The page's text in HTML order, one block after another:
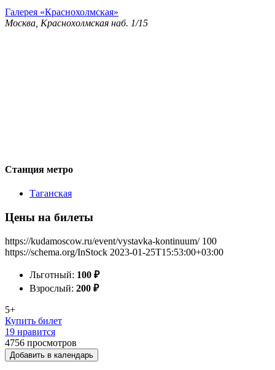
Галерея «Краснохолмская»
Москва, Краснохолмская наб. 1/15
Станция метро
Таганская
Цены на билеты
https://kudamoscow.ru/event/vystavka-kontinuum/ 100
https://schema.org/InStock 2023-01-25T15:53:00+03:00
Льготный: 100 ₽
Взрослый: 200 ₽
5+
Купить билет
19 нравится
4756 просмотров
Добавить в календарь